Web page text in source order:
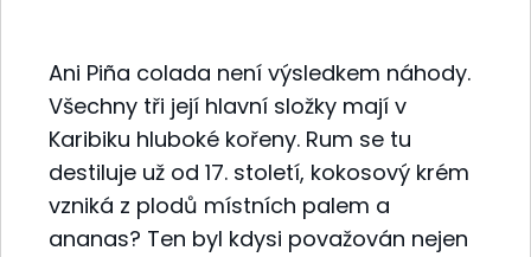
Ani Piña colada není výsledkem náhody.
Všechny tři její hlavní složky mají v
Karibiku hluboké kořeny. Rum se tu
destiluje už od 17. století, kokosový krém
vzniká z plodů místních palem a
ananas? Ten byl kdysi považován nejen